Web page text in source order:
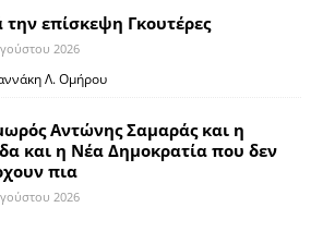
την επίσκεψη Γκουτέρες
2026
Λ. Ομήρου
Αντώνης Σαμαράς και η
και η Νέα Δημοκρατία που δεν
πια
2026